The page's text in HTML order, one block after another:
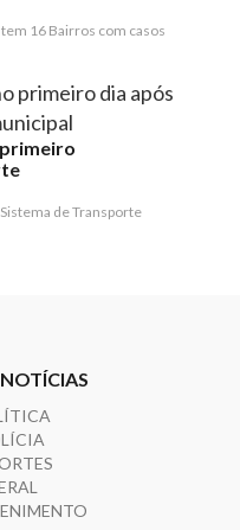
16 Bairros com casos
de Transporte